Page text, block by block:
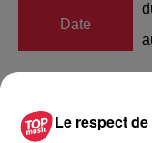
Date
Lieu
Le respect